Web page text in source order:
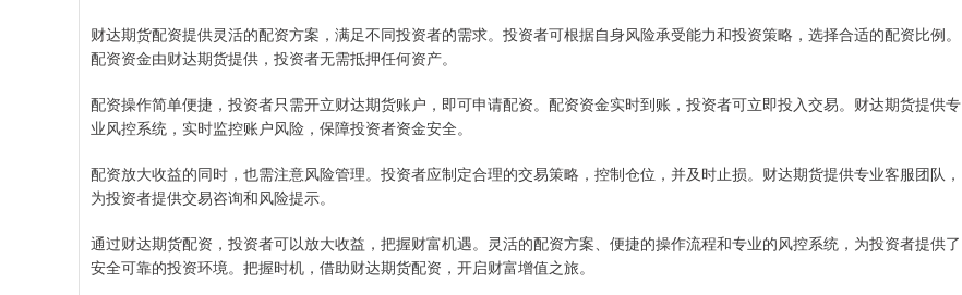
财达期货配资提供灵活的配资方案，满足不同投资者的需求。投资者可根据自身风险承受能力和投资策略，选择合适的配资比例。
配资资金由财达期货提供，投资者无需抵押任何资产。
配资操作简单便捷，投资者只需开立财达期货账户，即可申请配资。配资资金实时到账，投资者可立即投入交易。财达期货提供专
业风控系统，实时监控账户风险，保障投资者资金安全。
配资放大收益的同时，也需注意风险管理。投资者应制定合理的交易策略，控制仓位，并及时止损。财达期货提供专业客服团队，
为投资者提供交易咨询和风险提示。
通过财达期货配资，投资者可以放大收益，把握财富机遇。灵活的配资方案、便捷的操作流程和专业的风控系统，为投资者提供了
安全可靠的投资环境。把握时机，借助财达期货配资，开启财富增值之旅。